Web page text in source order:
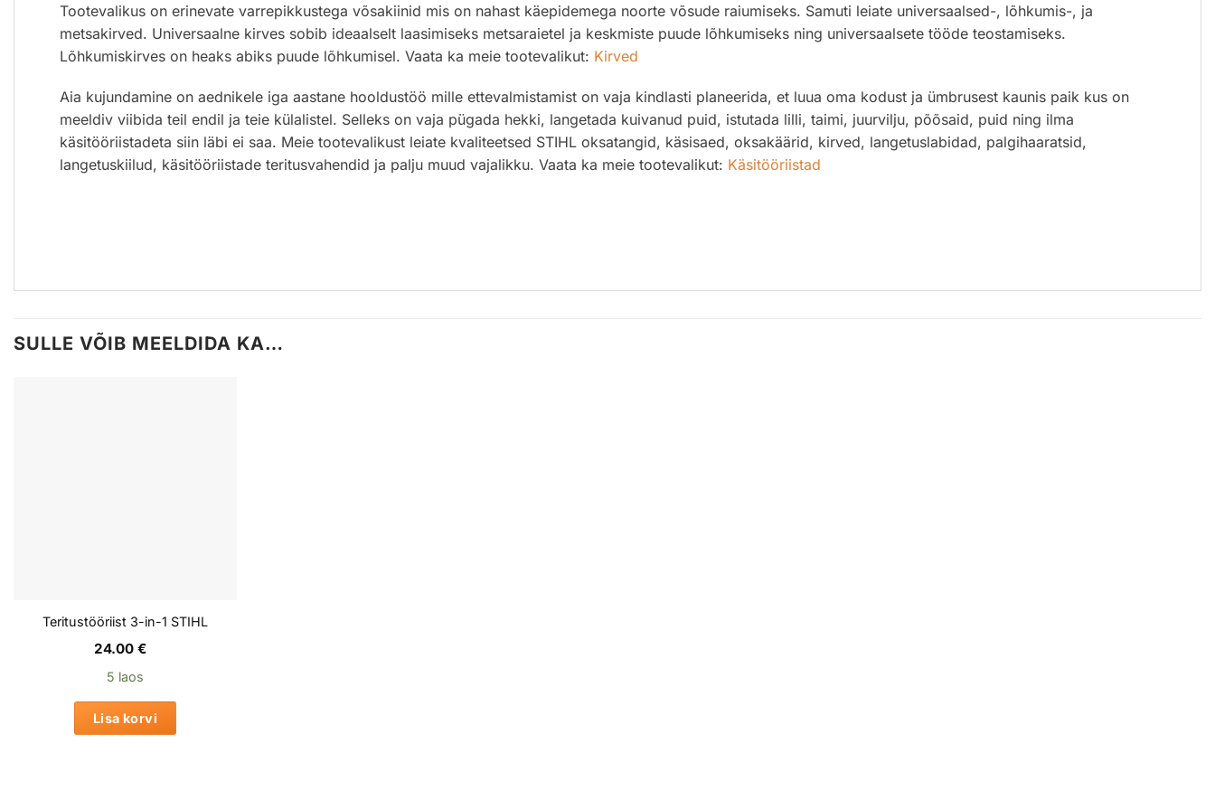
Tootevalikus on erinevate varrepikkustega võsakiinid mis on nahast käepidemega noorte võsude raiumiseks. Samuti leiate universaalsed-, lõhkumis-, ja
metsakirved. Universaalne kirves sobib ideaalselt laasimiseks metsaraietel ja keskmiste puude lõhkumiseks ning universaalsete tööde teostamiseks.
Lõhkumiskirves on heaks abiks puude lõhkumisel. Vaata ka meie tootevalikut: Kirved
Aia kujundamine on aednikele iga aastane hooldustöö mille ettevalmistamist on vaja kindlasti planeerida, et luua oma kodust ja ümbrusest kaunis paik kus on
meeldiv viibida teil endil ja teie külalistel. Selleks on vaja pügada hekki, langetada kuivanud puid, istutada lilli, taimi, juurvilju, põõsaid, puid ning ilma
käsitööriistadeta siin läbi ei saa. Meie tootevalikust leiate kvaliteetsed STIHL oksatangid, käsisaed, oksakäärid, kirved, langetuslabidad, palgihaaratsid,
langetuskiilud, käsitööriistade teritusvahendid ja palju muud vajalikku. Vaata ka meie tootevalikut: Käsitööriistad
SULLE VÕIB MEELDIDA KA…
Teritustööriist 3-in-1 STIHL
24.00€
5 laos
Lisa korvi